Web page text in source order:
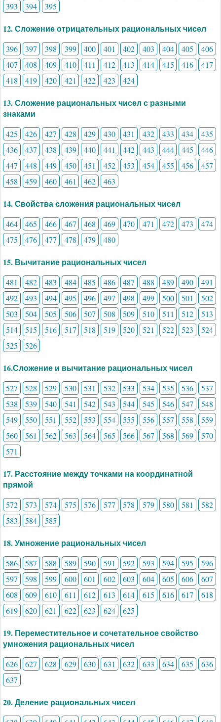
393
394 395
12. Сложение отрицательных рациональных чисел
396 397 398 399 400 401 402 403 404 405
406
407
408 409 410 411 412 413 414 415 416
417
418
419 420 421 422 423 424
13. Сложение рациональных чисел с разными
знаками
425 426 427 428 429 430 431 432 433 434
435
436
437 438 439 440 441 442 443 444 445
446
447
448 449 450 451 452 453 454 455 456
457
458
459 460 461 462 463
14. Свойства сложения рациональных чисел
464 465 466 467 468 469 470 471 472 473
474
475
476 477 478 479 480
15. Вычитание рациональных чисел
481 482 483 484 485 486 487 488 489 490
491
492
493 494 495 496 497 498 499 500 501
502
503
504 505 506 507 508 509 510 511 512
513
514
515 516 517 518 519 520 521 522 523
524
525
526
16.Сложение и вычитание рациональных чисел
527 528 529 530 531 532 533 534 535 536
537
538
539 540 541 542 543 544 545 546 547
548
549
550 551 552 553 554 555 556 557 558
559
560
561 562 563 564 565 566 567 568 569
570
571
17. Расстояние между точками на координатной
прямой
572 573 574 575 576 577 578 579 580 581
582
583
584 585
18. Умножение рациональных чисел
586 587 588 589 590 591 592 593 594 595
596
597
598 599 600 601 602 603 604 605 606
607
608
609 610 611 612 613 614 615 616 617
618
619
620 621 622 623 624 625
19. Переместительное и сочетательное свойство
умножения рациональных чисел
626 627 628 629 630 631 632 633 634 635
636
637
20. Деление рациональных чисел